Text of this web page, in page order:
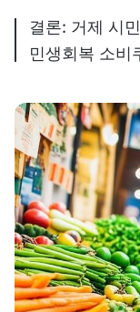
결론: 거제 시
민생회복 소비